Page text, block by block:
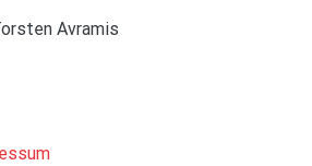
Avramis